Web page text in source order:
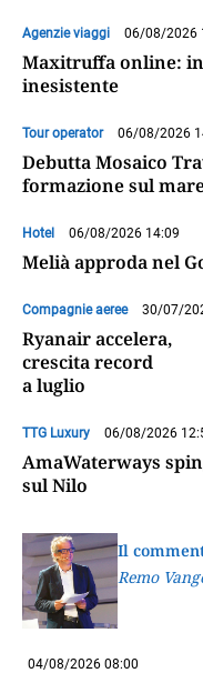
Agenzie viaggi 06/08/2026
Maxitruffa online:
inesistente
Tour operator 06/08/2026
Debutta Mosaico
formazione sul
Hotel 06/08/2026 14:09
Melià approda nel
Compagnie aeree 30/07/
Ryanair accelera,
crescita record
a luglio
TTG Luxury 06/08/2026
AmaWaterways
sul Nilo
Il
Remo
04/08/2026 08:00